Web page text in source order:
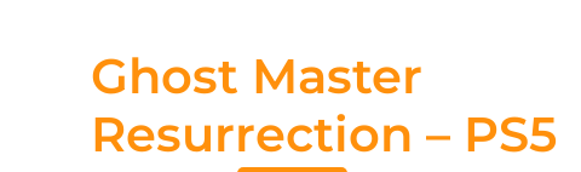
Ghost Master
Resurrection – PS5